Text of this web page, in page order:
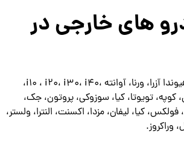
های خارجی در
مرسدس، چری، MVM، هیوندا آزرا، ورنا، آوانته ،i10 ، i20، i30، i40،
کوپه، تویوتا، کیا، سوزوکی، پروتون، جک،
کیا، لیفان، مزدا، اکسنت، النترا، ولستر،